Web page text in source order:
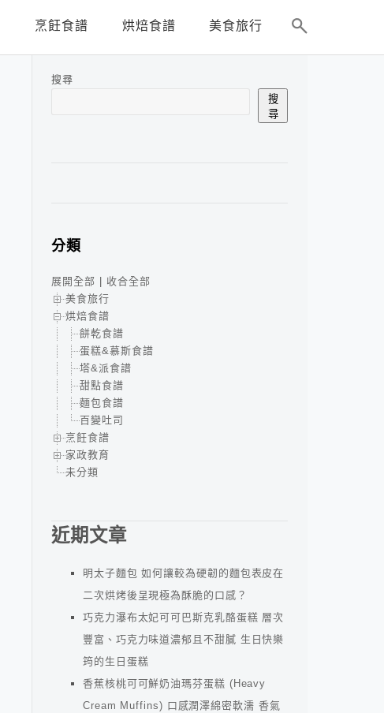
烹飪食譜 烘焙食譜 美食旅行
搜尋
搜
尋
分類
展開全部
收合全部
美食旅行
烘焙食譜
餅乾食譜
蛋糕&慕斯食譜
塔&派食譜
甜點食譜
麵包食譜
百變吐司
烹飪食譜
家政教育
未分類
近期文章
明太子麵包 如何讓較為硬韌的麵包表皮在
二次烘烤後呈現極為酥脆的口感？
巧克力瀑布太妃可可巴斯克乳酪蛋糕 層次
豐富、巧克力味道濃郁且不甜膩 生日快樂
筠的生日蛋糕
香蕉核桃可可鮮奶油瑪芬蛋糕 (Heavy
Cream Muffins) 口感潤澤綿密軟濡 香氣